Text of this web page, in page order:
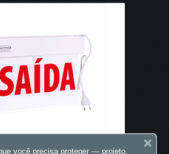
você precisa proteger — projeto,